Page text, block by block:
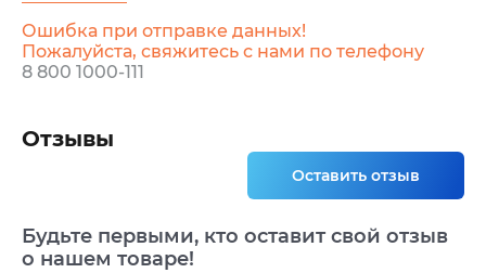
Ошибка при отправке данных!
Пожалуйста, свяжитесь с нами по телефону
8 800 1000-111
Отзывы
Оставить отзыв
Будьте первыми, кто оставит свой отзыв
о нашем товаре!